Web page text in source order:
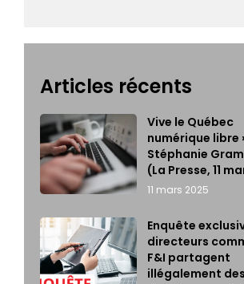
Articles récents
Vive le Québec
numérique libre
Stéphanie
(La Presse, 11
11 mars 2025
Enquête
directeurs
F&I partagent
illégalement des